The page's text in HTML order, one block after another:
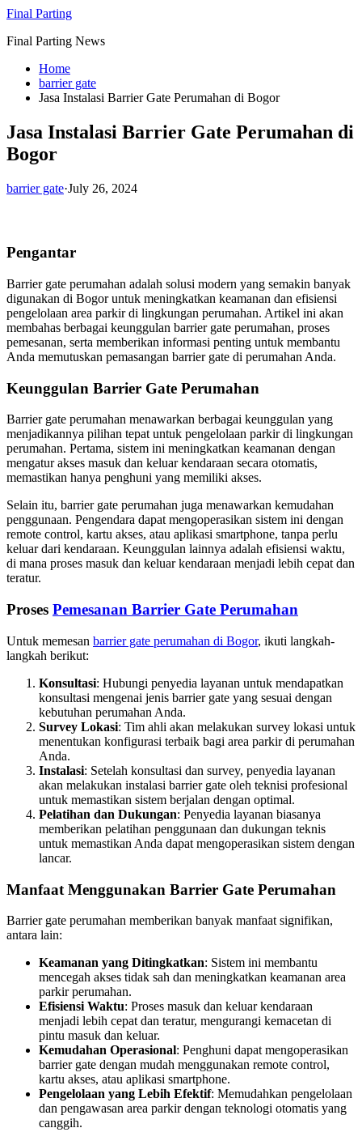
Skip
content
Final Parting
Final Parting News
Home
barrier gate
Jasa Instalasi Barrier Gate Perumahan di Bogor
Jasa Instalasi Barrier Gate Perumahan di
Bogor
barrier gate·July 26, 2024
Pengantar
Barrier gate perumahan adalah solusi modern yang semakin banyak
digunakan di Bogor untuk meningkatkan keamanan dan efisiensi
pengelolaan area parkir di lingkungan perumahan. Artikel ini akan
membahas berbagai keunggulan barrier gate perumahan, proses
pemesanan, serta memberikan informasi penting untuk membantu
Anda memutuskan pemasangan barrier gate di perumahan Anda.
Keunggulan Barrier Gate Perumahan
Barrier gate perumahan menawarkan berbagai keunggulan yang
menjadikannya pilihan tepat untuk pengelolaan parkir di lingkungan
perumahan. Pertama, sistem ini meningkatkan keamanan dengan
mengatur akses masuk dan keluar kendaraan secara otomatis,
memastikan hanya penghuni yang memiliki akses.
Selain itu, barrier gate perumahan juga menawarkan kemudahan
penggunaan. Pengendara dapat mengoperasikan sistem ini dengan
remote control, kartu akses, atau aplikasi smartphone, tanpa perlu
keluar dari kendaraan. Keunggulan lainnya adalah efisiensi waktu,
di mana proses masuk dan keluar kendaraan menjadi lebih cepat dan
teratur.
Proses Pemesanan Barrier Gate Perumahan
Untuk memesan barrier gate perumahan di Bogor, ikuti langkah-
langkah berikut:
Konsultasi: Hubungi penyedia layanan untuk mendapatkan
konsultasi mengenai jenis barrier gate yang sesuai dengan
kebutuhan perumahan Anda.
Survey Lokasi: Tim ahli akan melakukan survey lokasi untuk
menentukan konfigurasi terbaik bagi area parkir di perumahan
Anda.
Instalasi: Setelah konsultasi dan survey, penyedia layanan
akan melakukan instalasi barrier gate oleh teknisi profesional
untuk memastikan sistem berjalan dengan optimal.
Pelatihan dan Dukungan: Penyedia layanan biasanya
memberikan pelatihan penggunaan dan dukungan teknis
untuk memastikan Anda dapat mengoperasikan sistem dengan
lancar.
Manfaat Menggunakan Barrier Gate Perumahan
Barrier gate perumahan memberikan banyak manfaat signifikan,
antara lain:
Keamanan yang Ditingkatkan: Sistem ini membantu
mencegah akses tidak sah dan meningkatkan keamanan area
parkir perumahan.
Efisiensi Waktu: Proses masuk dan keluar kendaraan
menjadi lebih cepat dan teratur, mengurangi kemacetan di
pintu masuk dan keluar.
Kemudahan Operasional: Penghuni dapat mengoperasikan
barrier gate dengan mudah menggunakan remote control,
kartu akses, atau aplikasi smartphone.
Pengelolaan yang Lebih Efektif: Memudahkan pengelolaan
dan pengawasan area parkir dengan teknologi otomatis yang
canggih.